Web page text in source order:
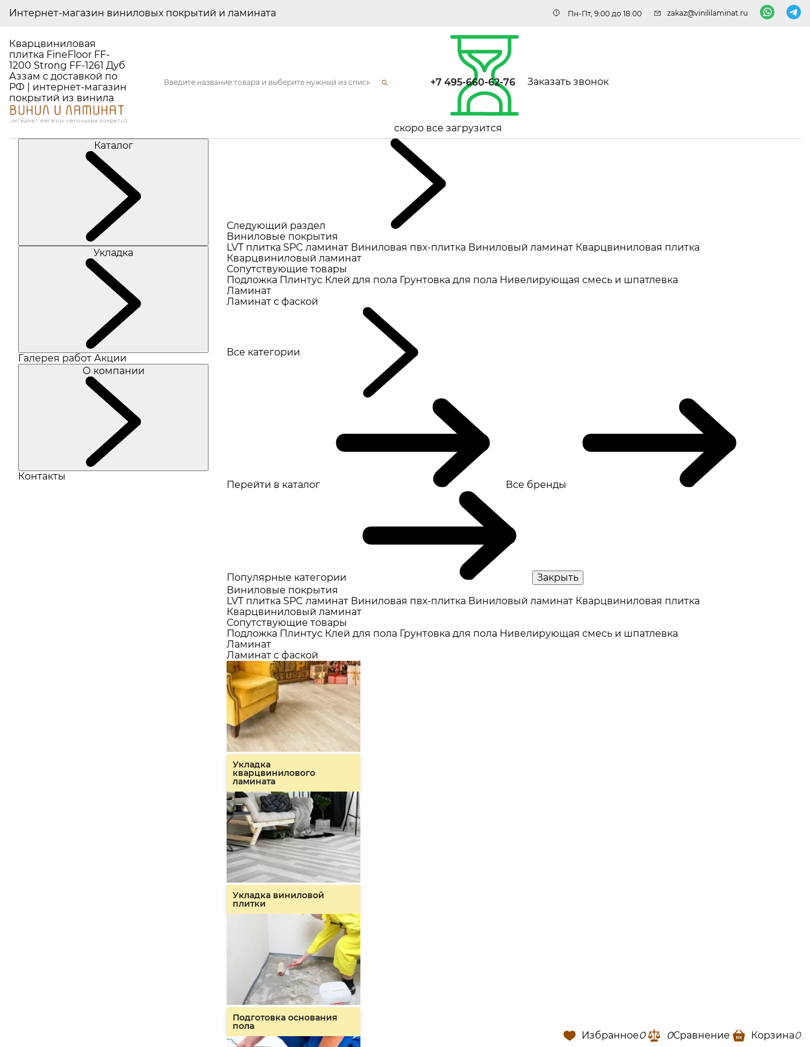
Интернет-магазин виниловых покрытий и ламината Пн-Пт, 9:00 до 18:00 zakaz@vinililaminat.ru
Кварцвиниловая
плитка FineFloor FF-
1200 Strong FF-1261 Дуб
Аззам с доставкой по
РФ | интернет-магазин
покрытий из винила
скоро все загрузится
+7 495-660-62-76 Заказать звонок
Каталог
Укладка
Галерея работ Акции
О компании
Контакты
Следующий раздел
Виниловые покрытия
LVT плитка SPC ламинат Виниловая пвх-плитка Виниловый ламинат Кварцвиниловая плитка
Кварцвиниловый ламинат
Сопутствующие товары
Подложка Плинтус Клей для пола Грунтовка для пола Нивелирующая смесь и шпатлевка
Ламинат
Ламинат с фаской
Все катeгории
Перейти в каталог Все бренды
Популярные категории
Закрыть
Виниловые покрытия
LVT плитка SPC ламинат Виниловая пвх-плитка Виниловый ламинат Кварцвиниловая плитка
Кварцвиниловый ламинат
Сопутствующие товары
Подложка Плинтус Клей для пола Грунтовка для пола Нивелирующая смесь и шпатлевка
Ламинат
Ламинат с фаской
Укладка
кварцвинилового
ламината
Укладка виниловой
плитки
Подготовка основания
пола
Избранное0 0Сравнение Корзина0